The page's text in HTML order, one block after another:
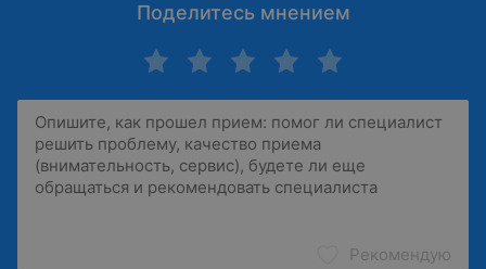
Поделитесь мнением
Рекомендую